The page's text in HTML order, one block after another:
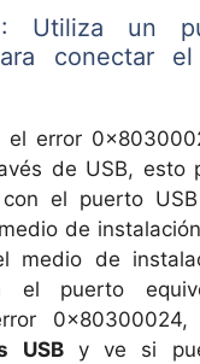
Utiliza un
conectar
el error
de USB, esto
el puerto
de
medio de
el puerto
0x80300024,
USBy ve si